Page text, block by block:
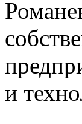
и